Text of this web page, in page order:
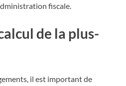
fiscale.
de la plus-
il est important de